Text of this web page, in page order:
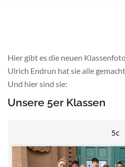
Hier gibt es die neuen
Ulrich Endrun hat sie alle
Und hier sind sie:
Unsere 5er Klassen
5c